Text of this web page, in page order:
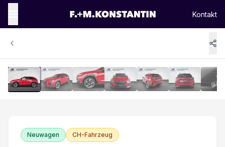
Kontakt
Neuwagen CH-Fahrzeug